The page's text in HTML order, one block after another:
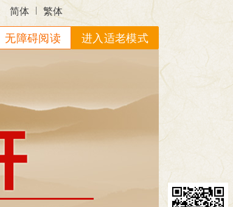
简体 繁体
进入适老模式
无障碍阅读